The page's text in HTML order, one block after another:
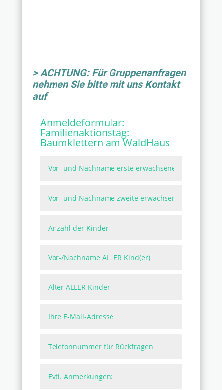
> ACHTUNG: Für Gruppenanfragen
nehmen Sie bitte mit uns Kontakt
auf
Anmeldeformular:
Familienaktionstag:
Baumklettern am WaldHaus